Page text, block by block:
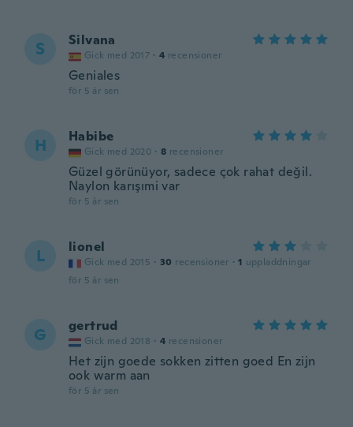
S Silvana
Gick med 2017 · 4 recensioner
Geniales
för 5 år sen
H Habibe
Gick med 2020 · 8 recensioner
Güzel görünüyor, sadece çok rahat değil.
Naylon karışımi var
för 5 år sen
L lionel
Gick med 2015 · 30 recensioner · 1 uppladdningar
för 5 år sen
G gertrud
Gick med 2018 · 4 recensioner
Het zijn goede sokken zitten goed En zijn
ook warm aan
för 5 år sen